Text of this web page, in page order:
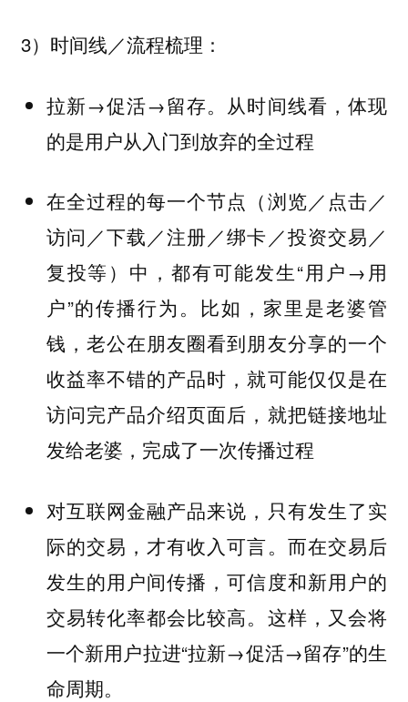
3）时间线／流程梳理：
拉新→促活→留存。从时间线看，体现
的是用户从入门到放弃的全过程
在全过程的每一个节点（浏览／点击／
访问／下载／注册／绑卡／投资交易／
复投等）中，都有可能发生“用户→用
户”的传播行为。比如，家里是老婆管
钱，老公在朋友圈看到朋友分享的一个
收益率不错的产品时，就可能仅仅是在
访问完产品介绍页面后，就把链接地址
发给老婆，完成了一次传播过程
对互联网金融产品来说，只有发生了实
际的交易，才有收入可言。而在交易后
发生的用户间传播，可信度和新用户的
交易转化率都会比较高。这样，又会将
一个新用户拉进“拉新→促活→留存”的生
命周期。